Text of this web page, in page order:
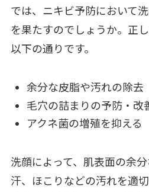
では、ニキビ予防において
を果たすのでしょうか。正
以下の通りです。
余分な皮脂や汚れの除去
毛穴の詰まりの予防・改
アクネ菌の増殖を抑える
洗顔によって、肌表面の余分
汗、ほこりなどの汚れを適